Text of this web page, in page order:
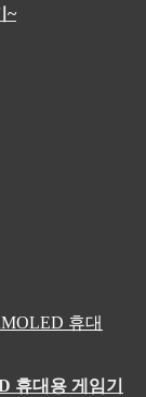
~
휴대용 게임기